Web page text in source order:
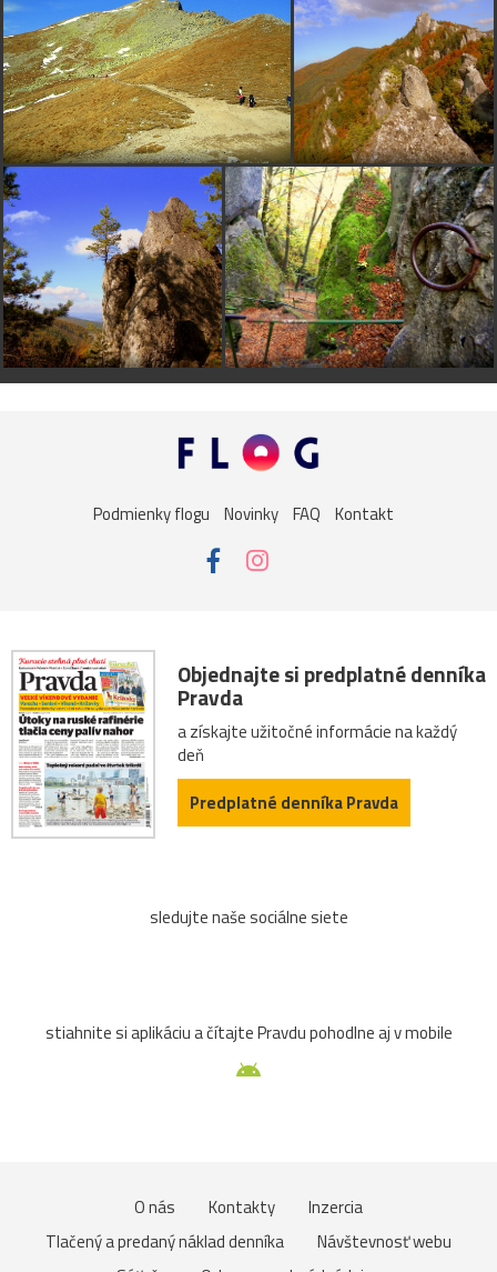
Podmienky flogu Novinky FAQ Kontakt
Objednajte si predplatné denníka
Pravda
a získajte užitočné informácie na každý
deň
Predplatné denníka Pravda
sledujte naše sociálne siete
stiahnite si aplikáciu a čítajte Pravdu pohodlne aj v mobile
O nás Kontakty
Inzercia
Tlačený a predaný náklad denníka
Návštevnosť webu